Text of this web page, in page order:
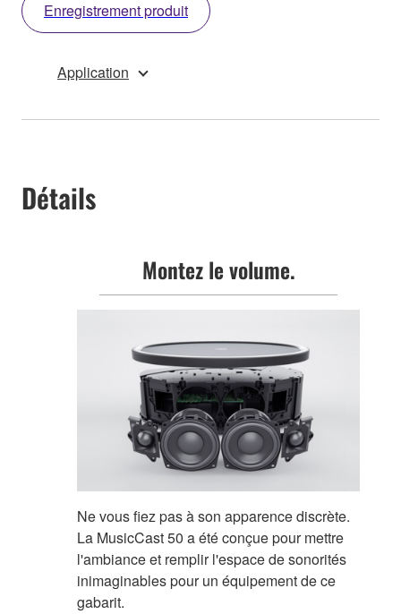
Enregistrement produit
Application
Détails
Montez le volume.
Ne vous fiez pas à son apparence discrète.
La MusicCast 50 a été conçue pour mettre
l'ambiance et remplir l'espace de sonorités
inimaginables pour un équipement de ce
gabarit.